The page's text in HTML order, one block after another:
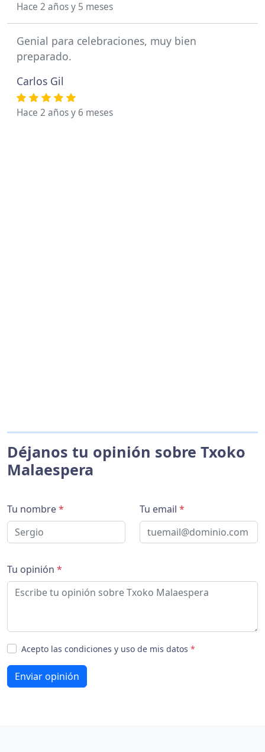
Hace 2 años y 5 meses
Genial para celebraciones, muy bien
preparado.
Carlos Gil
Hace 2 años y 6 meses
Déjanos tu opinión sobre Txoko
Malaespera
Tu nombre* Tu email *
Tu opinión *
Acepto las condiciones y uso de mis datos *
Enviar opinión